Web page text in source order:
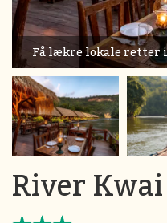
Få lækre lokale retter
River